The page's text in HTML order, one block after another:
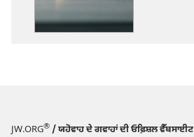
JW.ORG® / ਯਹੋਵਾਹ ਦੇ ਗਵਾਹਾਂ ਦੀ ਓਫ਼ਿਸ਼ਲ ਵੈੱਬਸਾਈਟ